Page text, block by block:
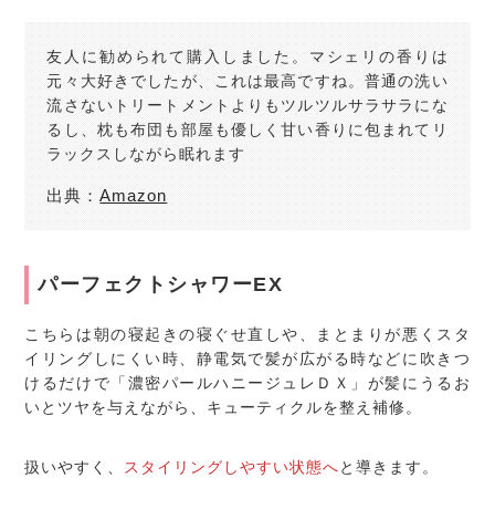
友人に勧められて購入しました。マシェリの香りは
元々大好きでしたが、これは最高ですね。普通の洗い
流さないトリートメントよりもツルツルサラサラにな
るし、枕も布団も部屋も優しく甘い香りに包まれてリ
ラックスしながら眠れます
出典：Amazon
パーフェクトシャワーEX
こちらは朝の寝起きの寝ぐせ直しや、まとまりが悪くスタ
イリングしにくい時、静電気で髪が広がる時などに吹きつ
けるだけで「濃密パールハニージュレＤＸ」が髪にうるお
いとツヤを与えながら、キューティクルを整え補修。
扱いやすく、 スタイリングしやすい状態へと導きます。